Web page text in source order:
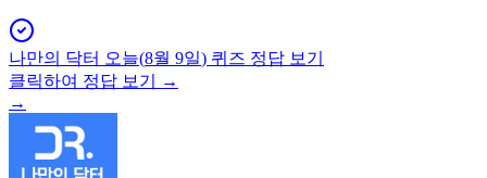
나만의 닥터 오늘(8월 9일) 퀴즈 정답 보기
클릭하여 정답 보기 →
→